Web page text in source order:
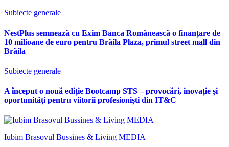
Subiecte generale
NestPlus semnează cu Exim Banca Românească o finanțare de
10 milioane de euro pentru Brăila Plaza, primul street mall din
Brăila
Subiecte generale
A început o nouă ediție Bootcamp STS – provocări, inovație și
oportunități pentru viitorii profesioniști din IT&C
Iubim Brasovul Bussines & Living MEDIA